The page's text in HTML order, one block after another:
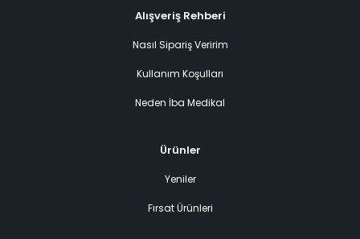
Alışveriş Rehberi
Nasıl Sipariş Veririm
Kullanım Koşulları
Neden İba Medikal
Ürünler
Yeniler
Fırsat Ürünleri